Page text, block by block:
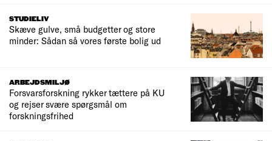
STUDIELIV
Skæve gulve, små budgetter og store
minder: Sådan så vores første bolig ud
ARBEJDSMILJØ
Forsvarsforskning rykker tættere på KU
og rejser svære spørgsmål om
forskningsfrihed